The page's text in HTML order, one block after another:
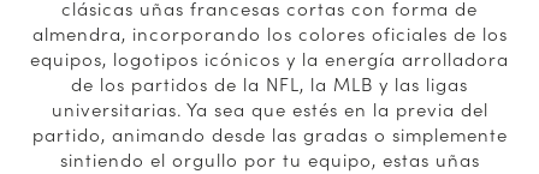
clásicas uñas francesas cortas con forma de
almendra, incorporando los colores oficiales de los
equipos, logotipos icónicos y la energía arrolladora
de los partidos de la NFL, la MLB y las ligas
universitarias. Ya sea que estés en la previa del
partido, animando desde las gradas o simplemente
sintiendo el orgullo por tu equipo, estas uñas